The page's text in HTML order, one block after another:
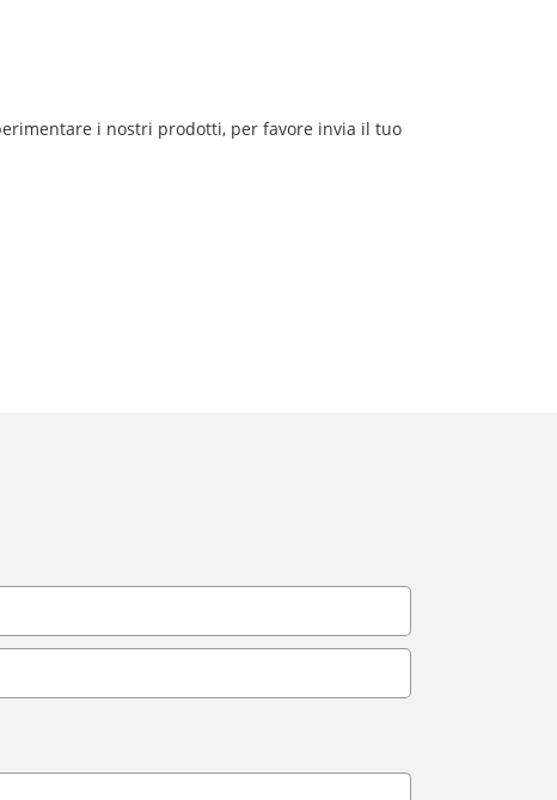
i nostri prodotti, per favore invia il tuo